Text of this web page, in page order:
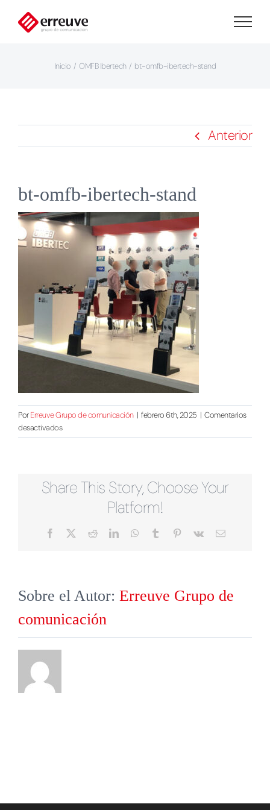
Saltar
Inicio OMFB Ibertech bt-omfb-ibertech-stand
Anterior
bt-omfb-ibertech-stand
PorErreuve Grupo de comunicación | febrero 6th, 2025 | Comentarios
desactivadosen
bt-
Share This Story, Choose Your
Platform!
Facebook RedditLinkedInWhatsApp
Tumblr PinterestVk
Correo
Sobre el Autor: Erreuve Grupo de
comunicación